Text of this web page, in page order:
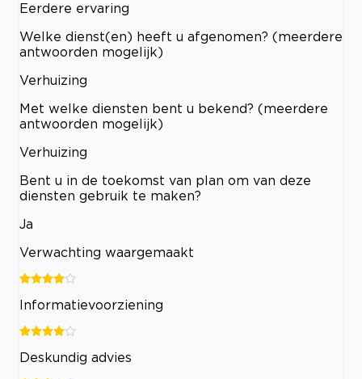
Eerdere ervaring
Welke dienst(en) heeft u afgenomen? (meerdere
antwoorden mogelijk)
Verhuizing
Met welke diensten bent u bekend? (meerdere
antwoorden mogelijk)
Verhuizing
Bent u in de toekomst van plan om van deze
diensten gebruik te maken?
Ja
Verwachting waargemaakt
Informatievoorziening
Deskundig advies